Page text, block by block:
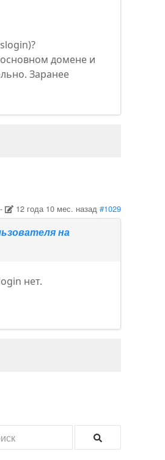
основном домене и
Заранее
12 года 10 мес. назад #1029
на
нет.